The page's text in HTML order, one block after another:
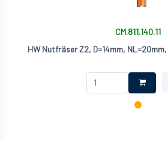
CM.811.140.11
HW Nutfräser Z2, D=14mm,